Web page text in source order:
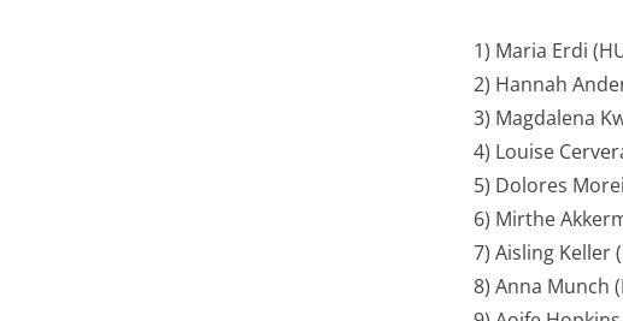
1) Maria Erdi
2) Hannah
3) Magdalena
4) Louise
5) Dolores
6) Mirthe
7) Aisling Keller
8) Anna Munch